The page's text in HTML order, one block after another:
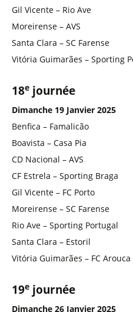
Gil Vicente – Rio Ave
Moreirense – AVS
Santa Clara – SC Farense
Vitória Guimarães – Sporting
18e journée
Dimanche 19 Janvier 2025
Benfica – Famalicão
Boavista – Casa Pia
CD Nacional – AVS
CF Estrela – Sporting Braga
Gil Vicente – FC Porto
Moreirense – SC Farense
Rio Ave – Sporting Portugal
Santa Clara – Estoril
Vitória Guimarães – FC Arouca
19e journée
Dimanche 26 Janvier 2025